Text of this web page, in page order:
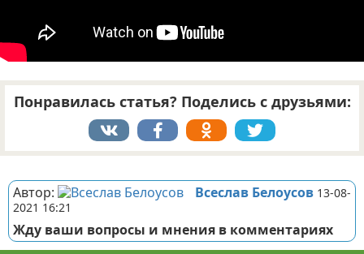
Понравилась статья? Поделись с друзьями:
Автор: Всеслав Белоусов 13-08-
2021 16:21
Жду ваши вопросы и мнения в комментариях